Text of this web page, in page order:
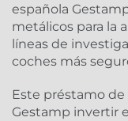
española
metálicos para la
líneas de
coches más
Este préstamo
Gestamp invertir